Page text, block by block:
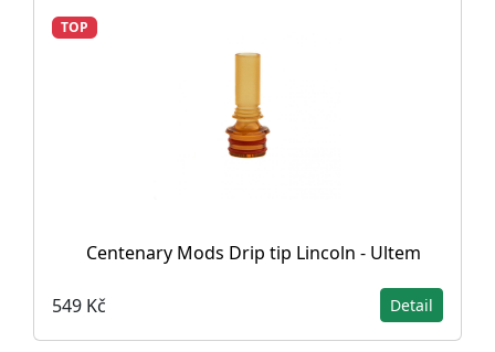
TOP
Centenary Mods Drip tip Lincoln - Ultem
549 Kč Detail